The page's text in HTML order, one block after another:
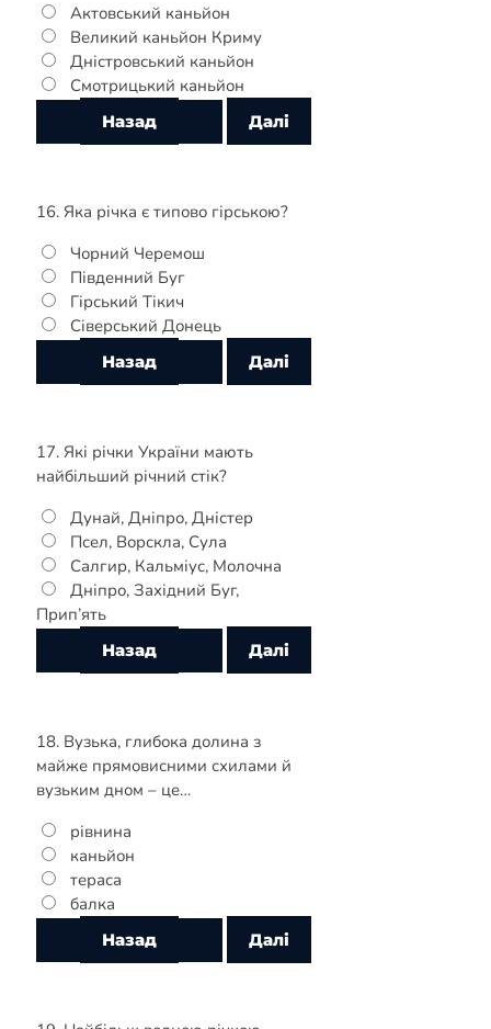
Актовський каньйон
Великий каньйон Криму
Дністровський каньйон
Смотрицький каньйон
16. Яка річка є типово гірською?
Чорний Черемош
Південний Буг
Гірський Тікич
Сіверський Донець
17. Які річки України мають
найбільший річний стік?
Дунай, Дніпро, Дністер
Псел, Ворскла, Сула
Салгир, Кальміус, Молочна
Дніпро, Західний Буг,
Прип’ять
18. Вузька, глибока долина з
майже прямовисними схилами й
вузьким дном – це…
рівнина
каньйон
тераса
балка